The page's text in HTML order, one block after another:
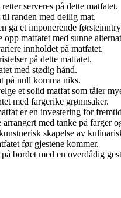
serveres på dette matfatet.
randen med deilig mat.
ga et imponerende
opp matfatet med sunne
innholdet på matfatet.
på dette matfatet.
med stødig hånd.
på null komma niks.
et solid matfat som tåler
med fargerike grønnsaker.
er en investering for
med tanke på farger
skapelse av
før gjestene kommer.
bordet med en overdådig